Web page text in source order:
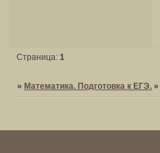
Страница:1
» Математика. Подготовка к ЕГЭ. »